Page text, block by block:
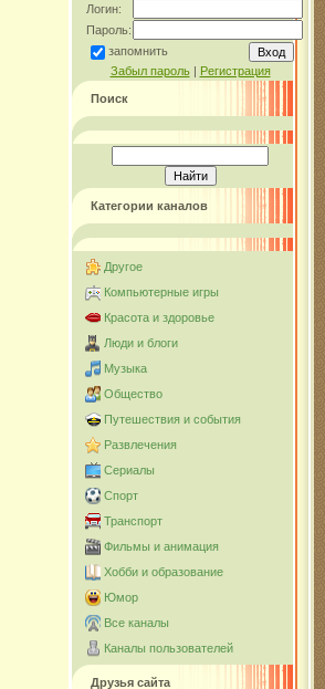
Логин:
Пароль:
запомнить
Забыл пароль| Регистрация
Поиск
Категории каналов
Другое
Компьютерные игры
Красота и здоровье
Люди и блоги
Музыка
Общество
Путешествия и события
Развлечения
Сериалы
Спорт
Транспорт
Фильмы и анимация
Хобби и образование
Юмор
Все каналы
Каналы пользователей
Друзья сайта